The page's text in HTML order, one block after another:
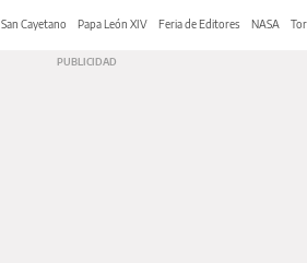
San Cayetano Papa León XIV Feria de Editores NASA